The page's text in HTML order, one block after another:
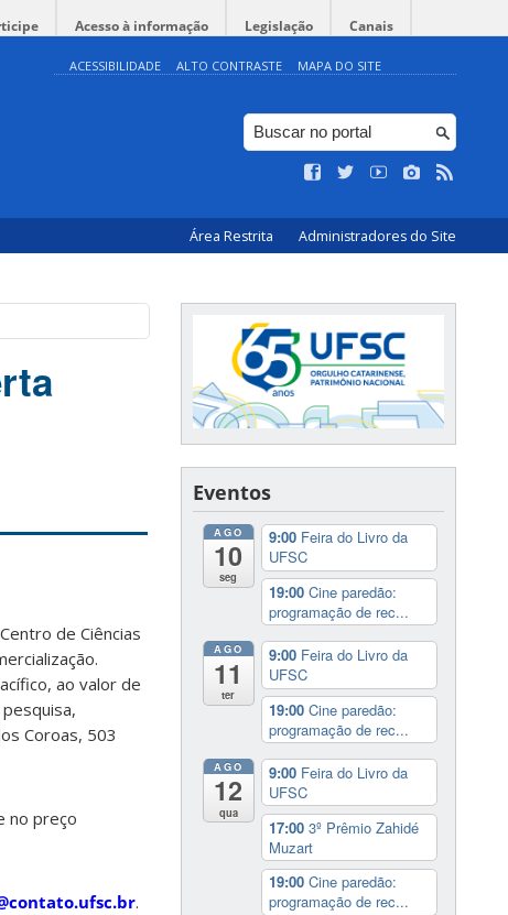
Acesso à informação Legislação Canais
ACESSIBILIDADE ALTO CONTRASTE MAPA DO SITE
Área Restrita Administradores do Site
de Ciências
ao valor de
Coroas, 503
no preço
.
Eventos
AGO
10
seg
9:00 Feira do Livro da
UFSC
19:00 Cine paredão:
programação de rec...
AGO
11
ter
9:00 Feira do Livro da
UFSC
19:00 Cine paredão:
programação de rec...
AGO
12
qua
9:00 Feira do Livro da
UFSC
17:00 3º Prêmio Zahidé
Muzart
19:00 Cine paredão:
programação de rec...